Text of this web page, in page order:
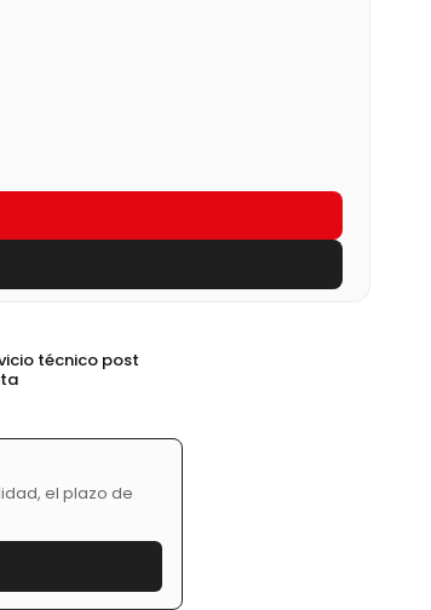
técnico post
el plazo de